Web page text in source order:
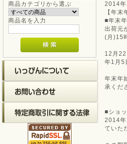
商品カテゴリから選ぶ
商品名を入力
2014年
【年末
■年末
出荷元
(月)15
12月
年1月5
年末年
承くだ
■ショ
2014年
ていた